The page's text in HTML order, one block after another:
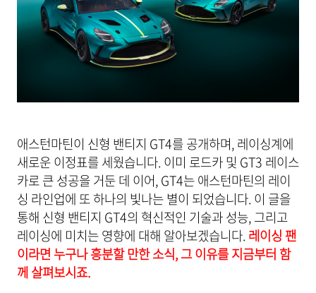
애스턴마틴이 신형 밴티지 GT4를 공개하며, 레이싱계에
새로운 이정표를 세웠습니다. 이미 로드카 및 GT3 레이스
카로 큰 성공을 거둔 데 이어, GT4는 애스턴마틴의 레이
싱 라인업에 또 하나의 빛나는 별이 되었습니다. 이 글을
통해 신형 밴티지 GT4의 혁신적인 기술과 성능, 그리고
레이싱에 미치는 영향에 대해 알아보겠습니다. 레이싱 팬
이라면 누구나 흥분할 만한 소식, 그 이유를 지금부터 함
께 살펴보시죠.